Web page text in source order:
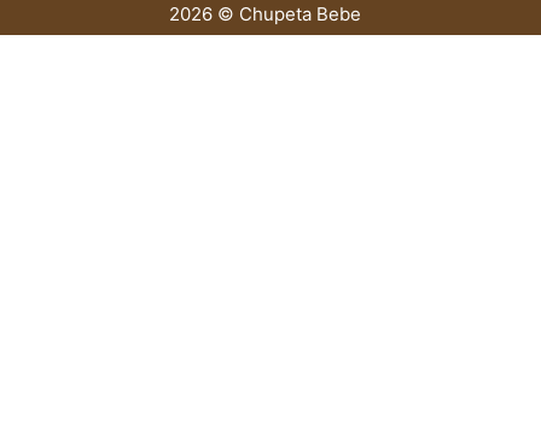
2026 © Chupeta Bebe